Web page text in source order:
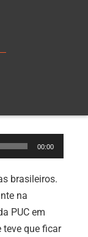
00:00
brasileiros.
na
PUC em
teve que ficar